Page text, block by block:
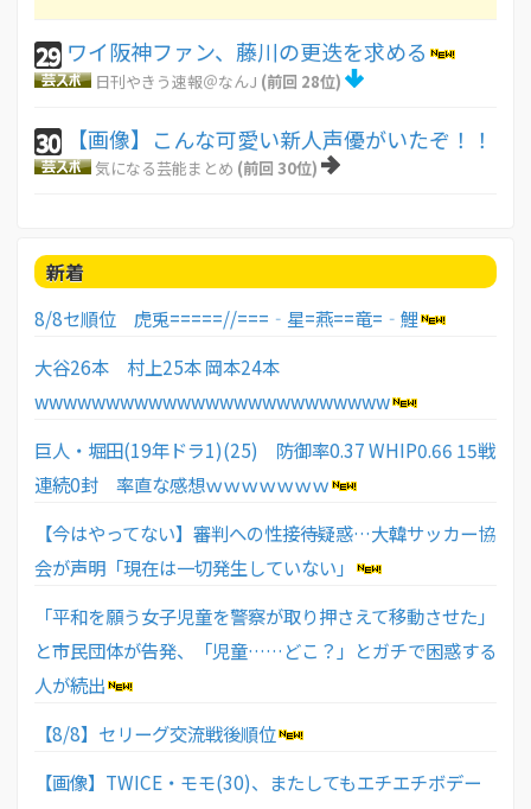
29 ワイ阪神ファン、藤川の更迭を求める
日刊やきう速報＠なんJ (前回 28位)
30 【画像】こんな可愛い新人声優がいたぞ！！
気になる芸能まとめ (前回 30位)
新着
8/8セ順位 虎兎=====//===‐星=燕==竜=‐鯉
大谷26本 村上25本 岡本24本
wwwwwwwwwwwwwwwwwwwwwwwww
巨人・堀田(19年ドラ1)(25) 防御率0.37 WHIP0.66 15戦
連続0封 率直な感想ｗｗｗｗｗｗｗ
【今はやってない】審判への性接待疑惑…大韓サッカー協
会が声明「現在は一切発生していない」
「平和を願う女子児童を警察が取り押さえて移動させた」
と市民団体が告発、「児童……どこ？」とガチで困惑する
人が続出
【8/8】セリーグ交流戦後順位
【画像】TWICE・モモ(30)、またしてもエチエチボデー